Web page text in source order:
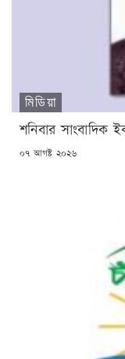
মিডিয়া
শনিবার সাংবাদিক
POSTED
০৭ আগষ্ট ২০২৬